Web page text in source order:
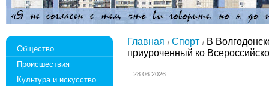
Общество
Происшествия
Культура и искусство
Главная Спорт
В
приуроченный ко
28.06.2026